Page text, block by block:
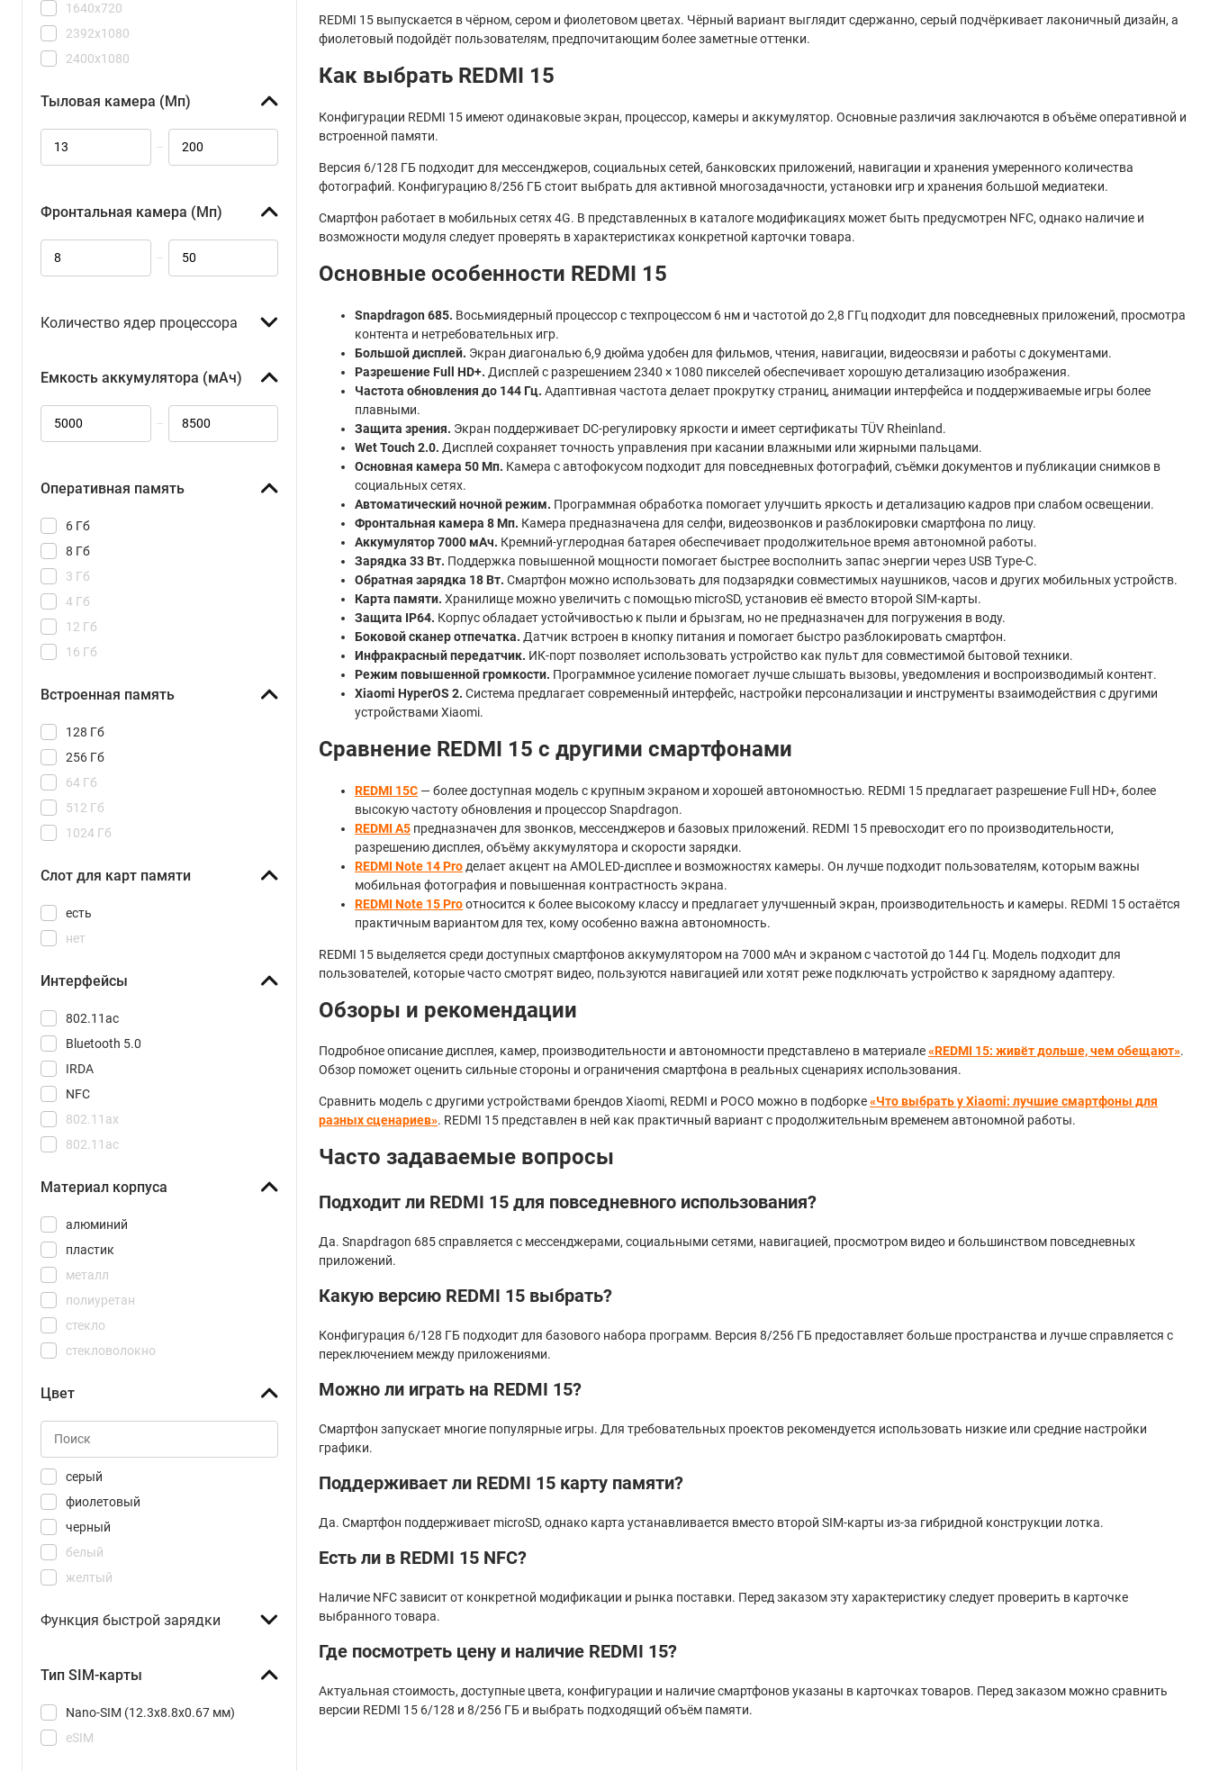
M8 Pro
X7
X7 Pro
1640x720
2392x1080
2400x1080
2656x1220
2670x1200
2756x1268
Тыловая камера (Мп)
–
Фронтальная камера (Мп)
–
Количество ядер процессора
Емкость аккумулятора (мАч)
–
Оперативная память
3 Гб
4 Гб
6 Гб
8 Гб
12 Гб
16 Гб
Встроенная память
64 Гб
128 Гб
256 Гб
512 Гб
1024 Гб
Слот для карт памяти
есть
нет
Интерфейсы
802.11ac
802.11ax
802.11aс
Bluetooth 5.0
Bluetooth 5.1
Bluetooth 5.2
Bluetooth 5.3
Bluetooth 5.4
Bluetooth 6.0
IRDA
NFC
Материал корпуса
алюминий
металл
пластик
полиуретан
стекло
стекловолокно
Цвет
белый
желтый
золотистый
оранжевый
серый
фиолетовый
черный
Функция быстрой зарядки
Тип SIM-карты
Nano-SIM (12.3x8.8x0.67 мм)
eSIM
REDMI 15 выпускается в чёрном, сером и фиолетовом цветах. Чёрный вариант выглядит сдержанно, серый подчёркивает лаконичный дизайн, а
фиолетовый подойдёт пользователям, предпочитающим более заметные оттенки.
Как выбрать REDMI 15
Конфигурации REDMI 15 имеют одинаковые экран, процессор, камеры и аккумулятор. Основные различия заключаются в объёме оперативной и
встроенной памяти.
Версия 6/128 ГБ подходит для мессенджеров, социальных сетей, банковских приложений, навигации и хранения умеренного количества
фотографий. Конфигурацию 8/256 ГБ стоит выбрать для активной многозадачности, установки игр и хранения большой медиатеки.
Смартфон работает в мобильных сетях 4G. В представленных в каталоге модификациях может быть предусмотрен NFC, однако наличие и
возможности модуля следует проверять в характеристиках конкретной карточки товара.
Основные особенности REDMI 15
Snapdragon 685. Восьмиядерный процессор с техпроцессом 6 нм и частотой до 2,8 ГГц подходит для повседневных приложений, просмотра
контента и нетребовательных игр.
Большой дисплей. Экран диагональю 6,9 дюйма удобен для фильмов, чтения, навигации, видеосвязи и работы с документами.
Разрешение Full HD+. Дисплей с разрешением 2340 × 1080 пикселей обеспечивает хорошую детализацию изображения.
Частота обновления до 144 Гц. Адаптивная частота делает прокрутку страниц, анимации интерфейса и поддерживаемые игры более
плавными.
Защита зрения. Экран поддерживает DC-регулировку яркости и имеет сертификаты TÜV Rheinland.
Wet Touch 2.0. Дисплей сохраняет точность управления при касании влажными или жирными пальцами.
Основная камера 50 Мп. Камера с автофокусом подходит для повседневных фотографий, съёмки документов и публикации снимков в
социальных сетях.
Автоматический ночной режим. Программная обработка помогает улучшить яркость и детализацию кадров при слабом освещении.
Фронтальная камера 8 Мп. Камера предназначена для селфи, видеозвонков и разблокировки смартфона по лицу.
Аккумулятор 7000 мАч. Кремний-углеродная батарея обеспечивает продолжительное время автономной работы.
Зарядка 33 Вт. Поддержка повышенной мощности помогает быстрее восполнить запас энергии через USB Type-C.
Обратная зарядка 18 Вт. Смартфон можно использовать для подзарядки совместимых наушников, часов и других мобильных устройств.
Карта памяти. Хранилище можно увеличить с помощью microSD, установив её вместо второй SIM-карты.
Защита IP64. Корпус обладает устойчивостью к пыли и брызгам, но не предназначен для погружения в воду.
Боковой сканер отпечатка. Датчик встроен в кнопку питания и помогает быстро разблокировать смартфон.
Инфракрасный передатчик. ИК-порт позволяет использовать устройство как пульт для совместимой бытовой техники.
Режим повышенной громкости. Программное усиление помогает лучше слышать вызовы, уведомления и воспроизводимый контент.
Xiaomi HyperOS 2. Система предлагает современный интерфейс, настройки персонализации и инструменты взаимодействия с другими
устройствами Xiaomi.
Сравнение REDMI 15 с другими смартфонами
REDMI 15C — более доступная модель с крупным экраном и хорошей автономностью. REDMI 15 предлагает разрешение Full HD+, более
высокую частоту обновления и процессор Snapdragon.
REDMI A5 предназначен для звонков, мессенджеров и базовых приложений. REDMI 15 превосходит его по производительности,
разрешению дисплея, объёму аккумулятора и скорости зарядки.
REDMI Note 14 Pro делает акцент на AMOLED-дисплее и возможностях камеры. Он лучше подходит пользователям, которым важны
мобильная фотография и повышенная контрастность экрана.
REDMI Note 15 Proотносится к более высокому классу и предлагает улучшенный экран, производительность и камеры. REDMI 15 остаётся
практичным вариантом для тех, кому особенно важна автономность.
REDMI 15 выделяется среди доступных смартфонов аккумулятором на 7000 мАч и экраном с частотой до 144 Гц. Модель подходит для
пользователей, которые часто смотрят видео, пользуются навигацией или хотят реже подключать устройство к зарядному адаптеру.
Обзоры и рекомендации
Подробное описание дисплея, камер, производительности и автономности представлено в материале«REDMI 15: живёт дольше, чем обещают».
Обзор поможет оценить сильные стороны и ограничения смартфона в реальных сценариях использования.
Сравнить модель с другими устройствами брендов Xiaomi, REDMI и POCO можно в подборке«Что выбрать у Xiaomi: лучшие смартфоны для
разных сценариев». REDMI 15 представлен в ней как практичный вариант с продолжительным временем автономной работы.
Часто задаваемые вопросы
Подходит ли REDMI 15 для повседневного использования?
Да. Snapdragon 685 справляется с мессенджерами, социальными сетями, навигацией, просмотром видео и большинством повседневных
приложений.
Какую версию REDMI 15 выбрать?
Конфигурация 6/128 ГБ подходит для базового набора программ. Версия 8/256 ГБ предоставляет больше пространства и лучше справляется с
переключением между приложениями.
Можно ли играть на REDMI 15?
Смартфон запускает многие популярные игры. Для требовательных проектов рекомендуется использовать низкие или средние настройки
графики.
Поддерживает ли REDMI 15 карту памяти?
Да. Смартфон поддерживает microSD, однако карта устанавливается вместо второй SIM-карты из-за гибридной конструкции лотка.
Есть ли в REDMI 15 NFC?
Наличие NFC зависит от конкретной модификации и рынка поставки. Перед заказом эту характеристику следует проверить в карточке
выбранного товара.
Где посмотреть цену и наличие REDMI 15?
Актуальная стоимость, доступные цвета, конфигурации и наличие смартфонов указаны в карточках товаров. Перед заказом можно сравнить
версии REDMI 15 6/128 и 8/256 ГБ и выбрать подходящий объём памяти.